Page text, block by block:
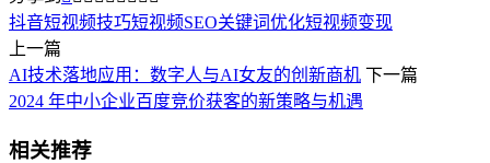
抖音短视频技巧短视频SEO关键词优化短视频变现
上一篇
AI技术落地应用：数字人与AI女友的创新商机 下一篇
2024 年中小企业百度竞价获客的新策略与机遇
相关推荐